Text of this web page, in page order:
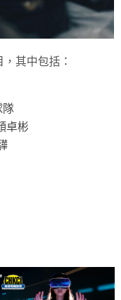
其中包括：
隊
卓彬